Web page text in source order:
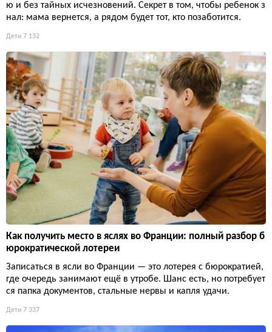
ю и без тайных исчезновений. Секрет в том, чтобы ребенок з
нал: мама вернется, а рядом будет тот, кто позаботится.
Дети 7 132
Как получить место в яслях во Франции: полный разбор б
юрократической лотереи
Записаться в ясли во Франции — это лотерея с бюрократией,
где очередь занимают ещё в утробе. Шанс есть, но потребует
ся папка документов, стальные нервы и капля удачи.
Дети 7 337